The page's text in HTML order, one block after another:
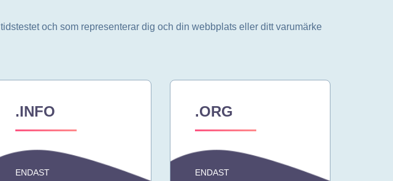
tidstestet och som representerar dig och din webbplats eller ditt varumärke
.INFO
ENDAST
.ORG
ENDAST